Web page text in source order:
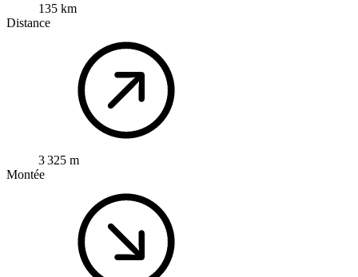
135 km
Distance
3 325 m
Montée